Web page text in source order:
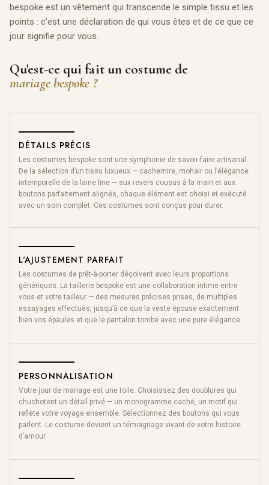
bespoke est un vêtement qui transcende le simple tissu et les
points : c’est une déclaration de qui vous êtes et de ce que ce
jour signifie pour vous.
Qu'est-ce qui fait un costume de
mariage bespoke ?
DÉTAILS PRÉCIS
Les costumes bespoke sont une symphonie de savoir-faire artisanal.
De la sélection d’un tissu luxueux — cachemire, mohair ou l’élégance
intemporelle de la laine fine — aux revers cousus à la main et aux
boutons parfaitement alignés, chaque élément est choisi et exécuté
avec un soin complet. Ces costumes sont conçus pour durer.
L'AJUSTEMENT PARFAIT
Les costumes de prêt-à-porter déçoivent avec leurs proportions
génériques. La taillerie bespoke est une collaboration intime entre
vous et votre tailleur — des mesures précises prises, de multiples
essayages effectués, jusqu’à ce que la veste épouse exactement
bien vos épaules et que le pantalon tombe avec une pure élégance.
PERSONNALISATION
Votre jour de mariage est une toile. Choisissez des doublures qui
chuchotent un détail privé — un monogramme caché, un motif qui
reflète votre voyage ensemble. Sélectionnez des boutons qui vous
parlent. Le costume devient un témoignage vivant de votre histoire
d’amour.